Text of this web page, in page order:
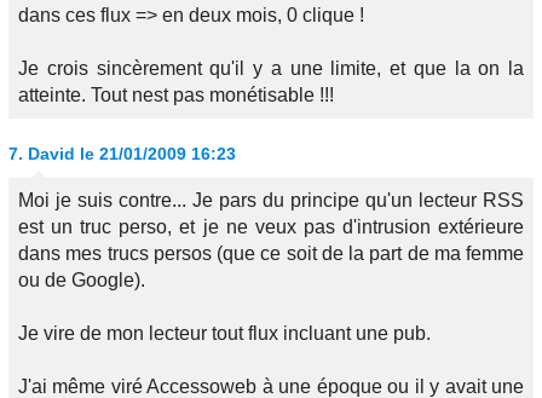
dans ces flux => en deux mois, 0 clique !
Je crois sincèrement qu'il y a une limite, et que la on la
atteinte. Tout nest pas monétisable !!!
7. David le 21/01/2009 16:23
Moi je suis contre... Je pars du principe qu'un lecteur RSS
est un truc perso, et je ne veux pas d'intrusion extérieure
dans mes trucs persos (que ce soit de la part de ma femme
ou de Google).
Je vire de mon lecteur tout flux incluant une pub.
J'ai même viré Accessoweb à une époque ou il y avait une